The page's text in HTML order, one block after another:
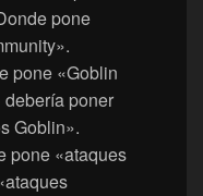
pone
pone «Goblin
poner
Goblin».
pone «ataques